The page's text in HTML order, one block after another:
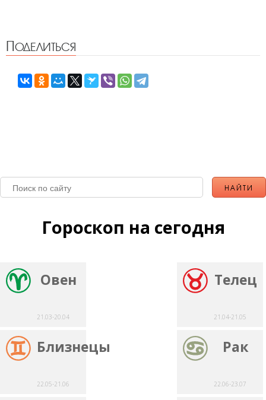
Поделиться
Гороскоп на сегодня
Овен
21.03-20.04
Телец
21.04-21.05
Близнецы
22.05-21.06
Рак
22.06-23.07